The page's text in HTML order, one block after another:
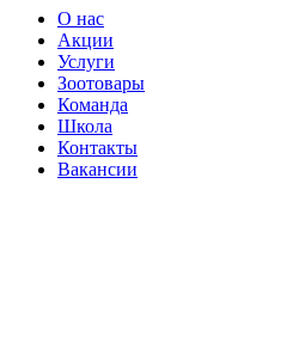
О нас
Акции
Услуги
Зоотовары
Команда
Школа
Контакты
Вакансии